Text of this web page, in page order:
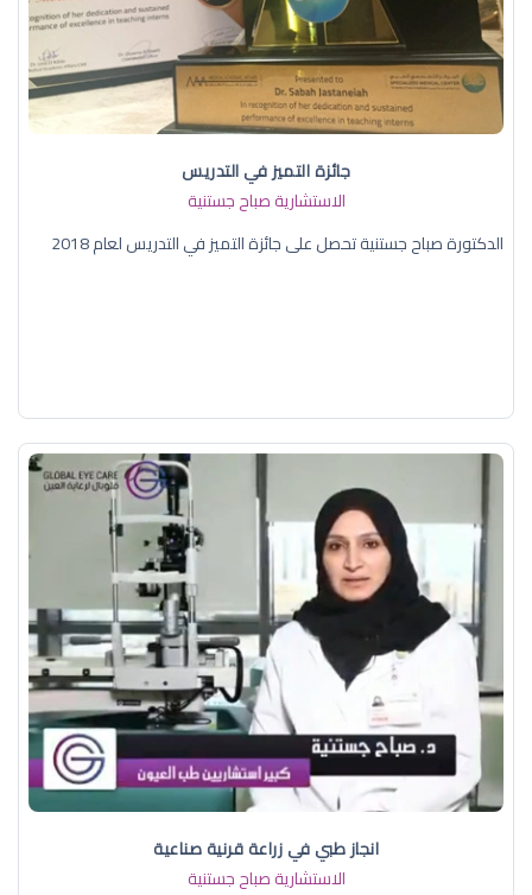
جائزة التميز في التدريس
الاستشارية صباح جستنية
الدكتورة صباح جستنية تحصل على جائزة التميز في التدريس لعام 2018
انجاز طبي في زراعة قرنية صناعية
الاستشارية صباح جستنية